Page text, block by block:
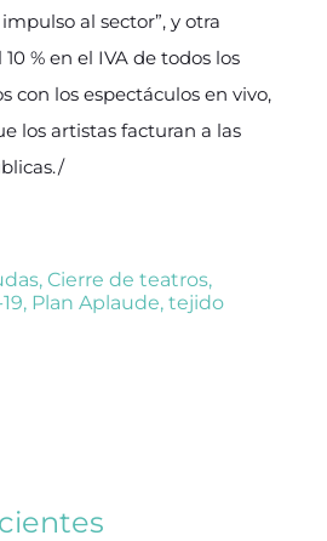
al sector”, y otra
% en el IVA de todos los
con los espectáculos en vivo,
los artistas facturan a las
, Cierre de teatros,
, Plan Aplaude, tejido